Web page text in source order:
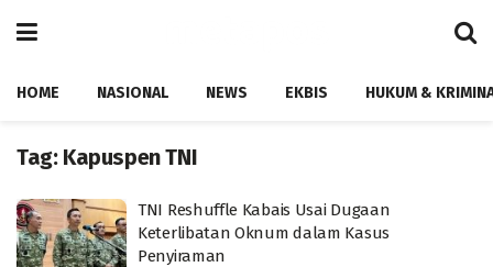
HOME NASIONAL NEWS EKBIS HUKUM &
Tag: Kapuspen TNI
TNI Reshuffle Kabais Usai Dugaan
Keterlibatan Oknum dalam Kasus
Penyiraman